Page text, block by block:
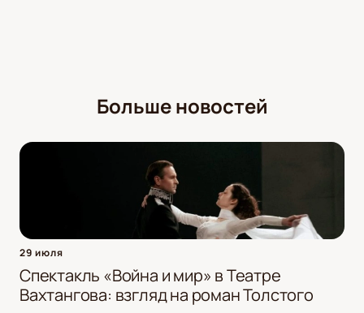
Больше новостей
29 июля
Спектакль «Война и мир» в Театре
Вахтангова: взгляд на роман Толстого